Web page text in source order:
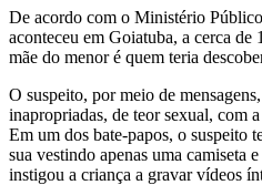
De acordo com o Ministério
aconteceu em Goiatuba, a cerca
mãe do menor é quem teria
O suspeito, por meio de
inapropriadas, de teor sexual, com
Em um dos bate-papos, o suspeito
sua vestindo apenas uma camiseta
instigou a criança a gravar vídeos